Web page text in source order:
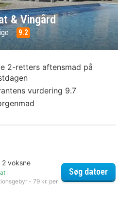
& Vingård
9.2
2-retters aftensmad på
vurdering 9.7
2 voksne
- 79 kr. per
Søg datoer